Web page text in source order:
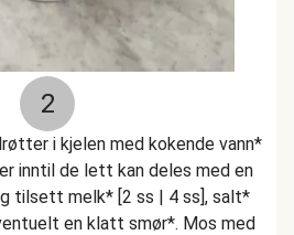
2
i kjelen med kokende vann*
inntil de lett kan deles med en
tilsett melk* [2 ss | 4 ss], salt*
en klatt smør*. Mos med